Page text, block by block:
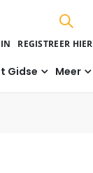
REGISTREER HIER
Gidse Meer